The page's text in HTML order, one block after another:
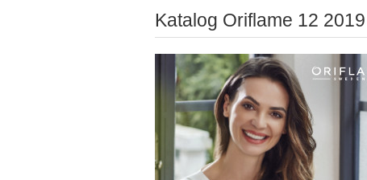
Katalog Oriflame 12